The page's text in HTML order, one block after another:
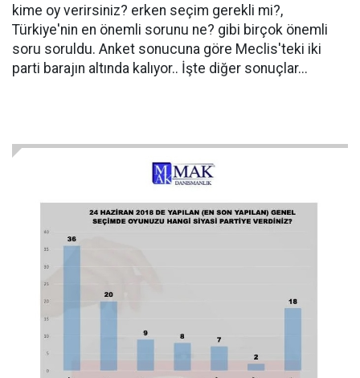
kime oy verirsiniz? erken seçim gerekli mi?,
Türkiye'nin en önemli sorunu ne? gibi birçok önemli
soru soruldu. Anket sonucuna göre Meclis'teki iki
parti barajın altında kalıyor.. İşte diğer sonuçlar...